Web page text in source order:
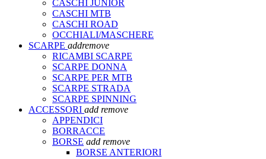
CASCHI JUNIOR
CASCHI MTB
CASCHI ROAD
OCCHIALI/MASCHERE
SCARPE addremove
RICAMBI SCARPE
SCARPE DONNA
SCARPE PER MTB
SCARPE STRADA
SCARPE SPINNING
ACCESSORI add remove
APPENDICI
BORRACCE
BORSE add remove
BORSE ANTERIORI